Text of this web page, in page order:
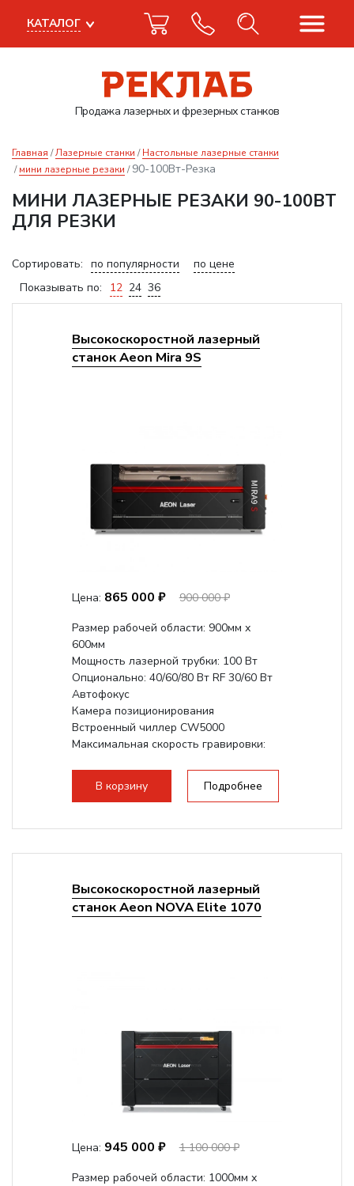
Продажа лазерныхи фрезерных станков
КАТАЛОГ
Главная Лазерные станки
Настольные лазерные станки
мини лазерные резаки
90-100Вт-Резка
МИНИ ЛАЗЕРНЫЕ РЕЗАКИ 90-100ВТ
ДЛЯ РЕЗКИ
Сортировать: по популярности
по цене
Показывать по:
12 24 36
Высокоскоростной лазерный
станок Aeon Mira 9S
Цена: 865 000 ₽
900 000 ₽
Размер рабочей области: 900мм х
600мм
Мощность лазерной трубки: 100 Вт
Опционально: 40/60/80 Вт RF 30/60 Вт
Автофокус
Камера позиционирования
Встроенный чиллер CW5000
Максимальная скорость гравировки:
В корзину Подробнее
Высокоскоростной лазерный
станок Aeon NOVA Elite 1070
Цена: 945 000 ₽
1 100 000 ₽
Размер рабочей области: 1000мм х